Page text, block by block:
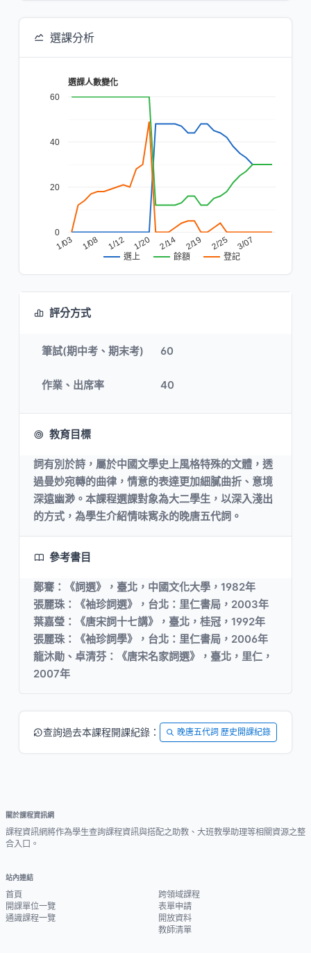
選課分析
選課人數變化
選上 餘額 登記
1/03 1/08 1/12 1/20 2/14 2/19 2/25 3/07
0
20
40
60
評分方式
筆試(期中考、期末考) 60
作業、出席率 40
教育目標
詞有別於詩，屬於中國文學史上風格特殊的文體，透
過曼妙宛轉的曲律，情意的表達更加細膩曲折、意境
深遠幽渺。本課程選課對象為大二學生，以深入淺出
的方式，為學生介紹情味寯永的晚唐五代詞。
參考書目
鄭騫：《詞選》，臺北，中國文化大學，1982年
張麗珠：《袖珍詞選》，台北：里仁書局，2003年
葉嘉瑩：《唐宋詞十七講》，臺北，桂冠，1992年
張麗珠：《袖珍詞學》，台北：里仁書局，2006年
龍沐勛、卓清芬：《唐宋名家詞選》，臺北，里仁，
2007年
查詢過去本課程開課紀錄： 晚唐五代詞 歷史開課紀錄
關於課程資訊網
課程資訊網將作為學生查詢課程資訊與搭配之助教、大班教學助理等相關資源之整
合入口。
站內連結
首頁
開課單位一覽
通識課程一覽
跨領域課程
表單申請
開放資料
教師清單